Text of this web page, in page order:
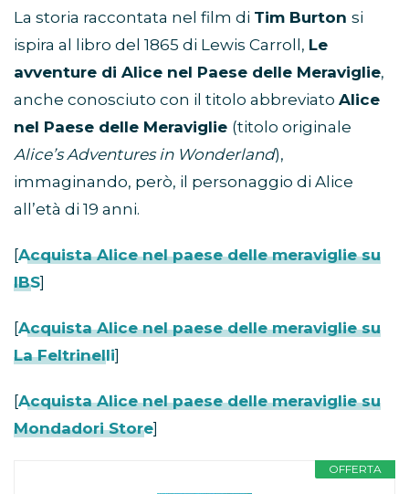
La storia raccontata nel film di Tim Burton si
ispira al libro del 1865 di Lewis Carroll, Le
avventure di Alice nel Paese delle Meraviglie,
anche conosciuto con il titolo abbreviato Alice
nel Paese delle Meraviglie (titolo originale
Alice’s Adventures in Wonderland),
immaginando, però, il personaggio di Alice
all’età di 19 anni.
[Acquista Alice nel paese delle meraviglie su
IBS]
[Acquista Alice nel paese delle meraviglie su
La Feltrinelli]
[Acquista Alice nel paese delle meraviglie su
Mondadori Store]
OFFERTA